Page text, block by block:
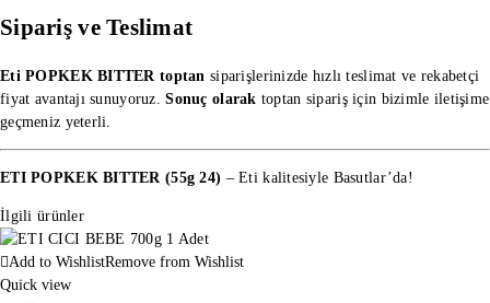
Sipariş ve Teslimat
Eti POPKEK BITTER toptan siparişlerinizde hızlı teslimat ve rekabetçi
fiyat avantajı sunuyoruz.Sonuç olarak toptan siparişiçin bizimle iletişime
geçmeniz yeterli.
ETI POPKEK BITTER (55g 24) – Eti kalitesiyle Basutlar’da!
İlgili ürünler
Add to WishlistRemove from Wishlist
Quick view